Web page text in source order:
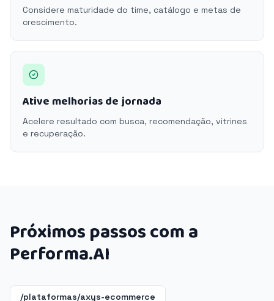
Considere maturidade do time, catálogo e metas de
crescimento.
Ative melhorias de jornada
Acelere resultado com busca, recomendação, vitrines
e recuperação.
Próximos passos com a
Performa.AI
/plataformas/axys-ecommerce